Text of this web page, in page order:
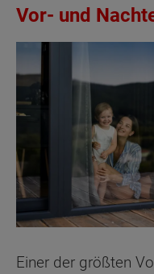
Vor- und
Einer der größten